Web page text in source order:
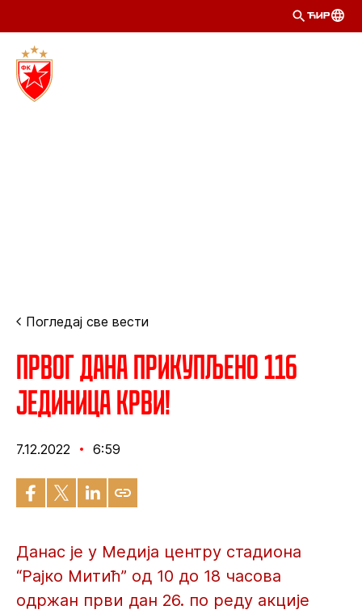
ЋИР
Погледај све вести
Првог дана прикупљено 116
јединица крви!
7.12.2022 6:59
Данас је у Медија центру стадиона
“Рајко Митић” од 10 до 18 часова
одржан први дан 26. по реду акције